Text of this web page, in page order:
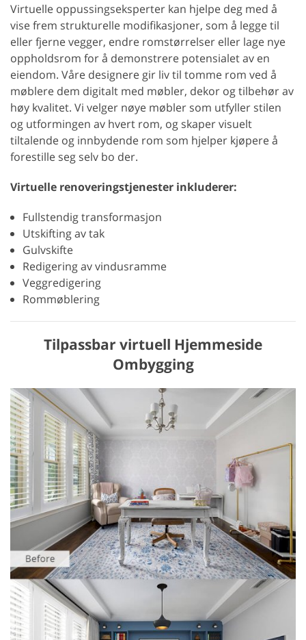
Virtuelle oppussingseksperter kan hjelpe deg med å
vise frem strukturelle modifikasjoner, som å legge til
eller fjerne vegger, endre romstørrelser eller lage nye
oppholdsrom for å demonstrere potensialet av en
eiendom. Våre designere gir liv til tomme rom ved å
møblere dem digitalt med møbler, dekor og tilbehør av
høy kvalitet. Vi velger nøye møbler som utfyller stilen
og utformingen av hvert rom, og skaper visuelt
tiltalende og innbydende rom som hjelper kjøpere å
forestille seg selv bo der.
Virtuelle renoveringstjenester inkluderer:
Fullstendig transformasjon
Utskifting av tak
Gulvskifte
Redigering av vindusramme
Veggredigering
Rommøblering
Tilpassbar virtuell Hjemmeside
Ombygging